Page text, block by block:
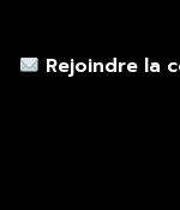
Rejoindre la